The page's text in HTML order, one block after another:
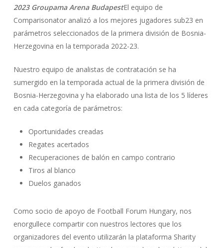
2023 Groupama Arena BudapestEl equipo de
Comparisonator analizó a los mejores jugadores sub23 en
parámetros seleccionados de la primera división de Bosnia-
Herzegovina en la temporada 2022-23.
Nuestro equipo de analistas de contratación se ha
sumergido en la temporada actual de la primera división de
Bosnia-Herzegovina y ha elaborado una lista de los 5 líderes
en cada categoría de parámetros:
Oportunidades creadas
Regates acertados
Recuperaciones de balón en campo contrario
Tiros al blanco
Duelos ganados
Como socio de apoyo de Football Forum Hungary, nos
enorgullece compartir con nuestros lectores que los
organizadores del evento utilizarán la plataforma Sharity